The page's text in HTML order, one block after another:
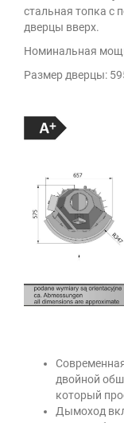
стальная топка с
дверцы вверх.
Номинальная
Размер дверцы:
двойной
который
Дымоход